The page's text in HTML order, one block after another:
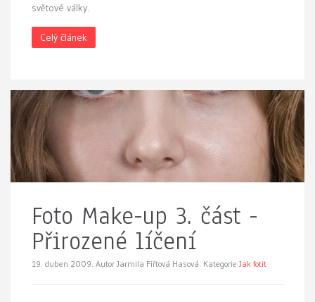
světové války.
Celý článek
Foto Make-up 3. část -
Přirozené líčení
19. duben 2009. Autor Jarmila Fiřtová Hasová. Kategorie Jak fotit